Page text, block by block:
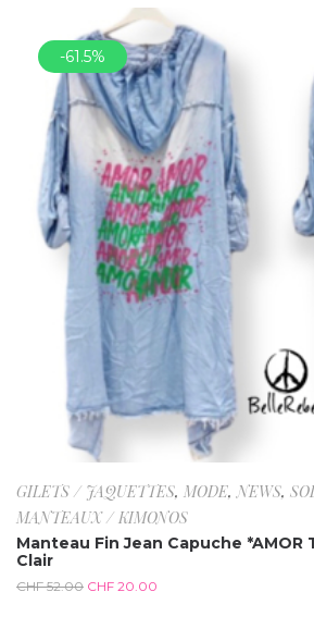
-61.5%
GILETS / JAQUETTES, MODE,NEWS,
MANTEAUX / KIMONOS
Manteau Fin Jean Capuche *AMOR
Clair
CHF52.00 CHF 20.00